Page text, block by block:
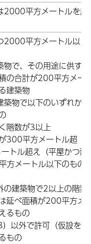
平方メートルを超
2000平方メートル以
で、その用途に供する
の合計が200平方メー
建築物
物で以下のいずれかに
階数が3以上
300平方メートル超
トル超え（平屋かつ延
方メートル以下のもの
建築物で2以上の階数
延べ面積が200平方メ
るもの
以外で許可（仮設を除
もの